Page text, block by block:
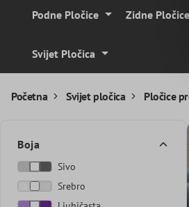
Podne Pločice Zidne Pločice
Svijet Pločica
Početna Svijet pločica Pločice
Boja
Sivo
Srebro